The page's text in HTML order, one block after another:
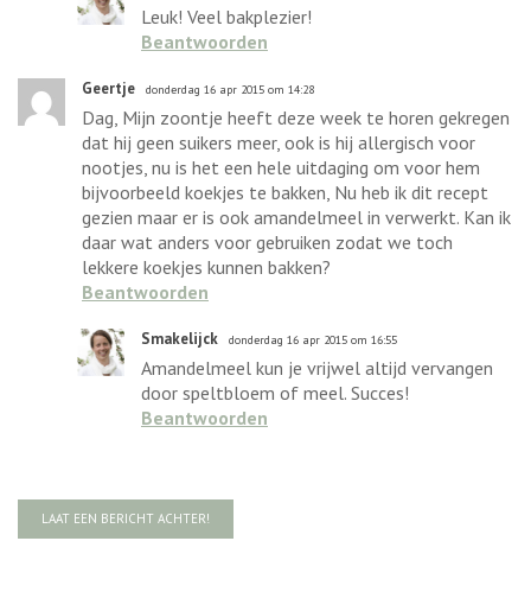
Leuk! Veel bakplezier!
Beantwoorden
Geertje donderdag 16 apr 2015 om 14:28
Dag, Mijn zoontje heeft deze week te horen gekregen
dat hij geen suikers meer, ook is hij allergisch voor
nootjes, nu is het een hele uitdaging om voor hem
bijvoorbeeld koekjes te bakken, Nu heb ik dit recept
gezien maar er is ook amandelmeel in verwerkt. Kan ik
daar wat anders voor gebruiken zodat we toch
lekkere koekjes kunnen bakken?
Beantwoorden
Smakelijck donderdag 16 apr 2015 om 16:55
Amandelmeel kun je vrijwel altijd vervangen
door speltbloem of meel. Succes!
Beantwoorden
LAAT EEN BERICHT ACHTER!